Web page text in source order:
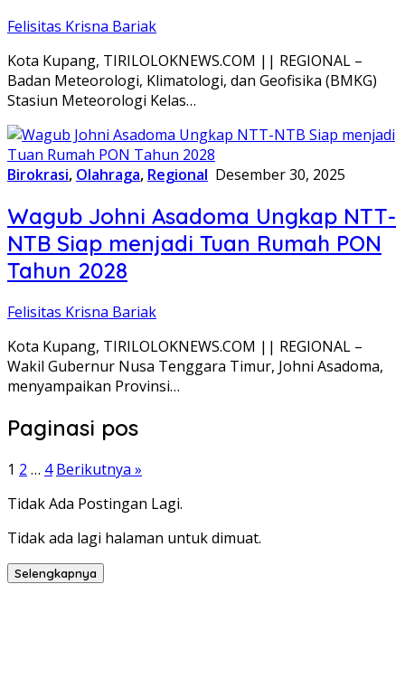
Felisitas Krisna Bariak
Kota Kupang, TIRILOLOKNEWS.COM || REGIONAL –
Badan Meteorologi, Klimatologi, dan Geofisika (BMKG)
Stasiun Meteorologi Kelas…
Birokrasi, Olahraga, Regional Desember 30, 2025
Wagub Johni Asadoma Ungkap NTT-
NTB Siap menjadi Tuan Rumah PON
Tahun 2028
Felisitas Krisna Bariak
Kota Kupang, TIRILOLOKNEWS.COM || REGIONAL –
Wakil Gubernur Nusa Tenggara Timur, Johni Asadoma,
menyampaikan Provinsi…
Paginasi pos
1 2 … 4 Berikutnya »
Tidak Ada Postingan Lagi.
Tidak ada lagi halaman untuk dimuat.
Selengkapnya